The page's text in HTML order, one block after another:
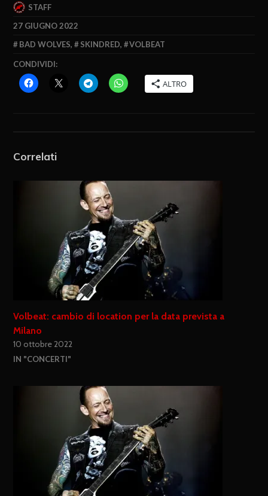
STAFF
27 GIUGNO 2022
BAD WOLVES, SKINDRED, VOLBEAT
CONDIVIDI:
ALTRO
Correlati
Volbeat: cambio di location per la data prevista a
Milano
10 ottobre 2022
IN "CONCERTI"